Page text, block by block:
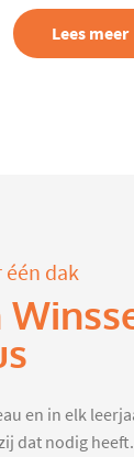
Lees meer
dak
en in elk
dat nodig heeft.